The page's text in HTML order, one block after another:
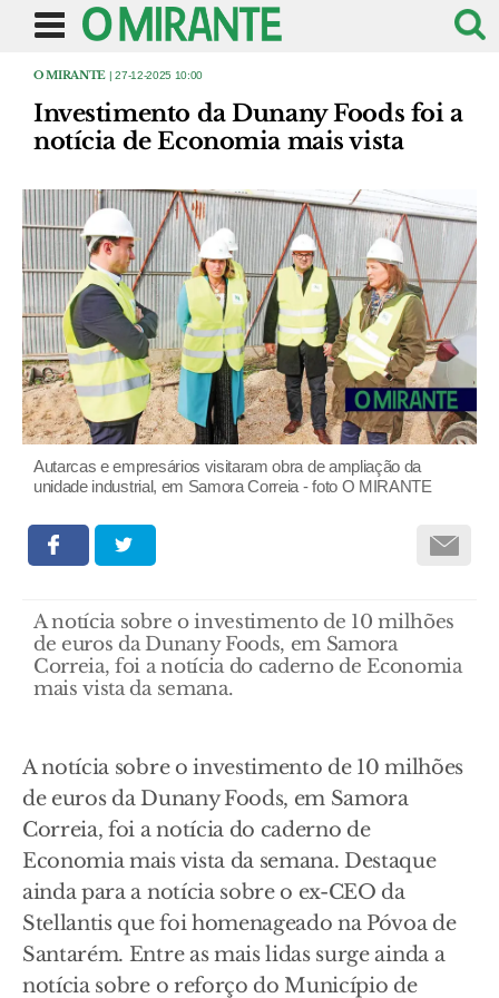
O MIRANTE | 27-12-2025 10:00
Investimento da Dunany Foods foi a
notícia de Economia mais vista
Autarcas e empresários visitaram obra de ampliação da
unidade industrial, em Samora Correia - foto O MIRANTE
A notícia sobre o investimento de 10 milhões
de euros da Dunany Foods, em Samora
Correia, foi a notícia do caderno de Economia
mais vista da semana.
A notícia sobre o investimento de 10 milhões
de euros da Dunany Foods, em Samora
Correia, foi a notícia do caderno de
Economia mais vista da semana. Destaque
ainda para a notícia sobre o ex-CEO da
Stellantis que foi homenageado na Póvoa de
Santarém. Entre as mais lidas surge ainda a
notícia sobre o reforço do Município de